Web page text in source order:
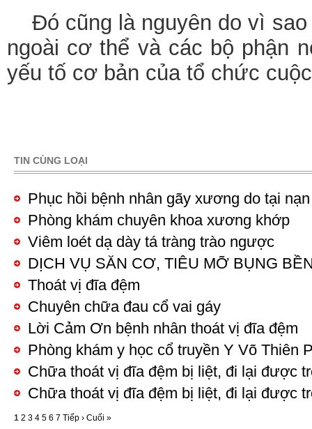
Đó cũng là nguyên do vì
ngoài cơ thể và các bộ phận
yếu tố cơ bản của tổ chức
TIN CÙNG LOẠI
Phục hồi bệnh nhân gãy xương do tại
Phòng khám chuyên khoa xương khớp
Viêm loét dạ dày tá tràng trào ngược
DỊCH VỤ SĂN CƠ, TIÊU MỠ BỤNG
Thoát vị đĩa đệm
Chuyên chữa đau cổ vai gáy
Lời Cảm Ơn bệnh nhân thoát vị đĩa đệm
Phòng khám y học cổ truyền Y Võ Thiên
Chữa thoát vị đĩa đệm bị liệt, đi lại được
Chữa thoát vị đĩa đệm bị liệt, đi lại được
1 2 3 4 5 6 7 Tiếp › Cuối »